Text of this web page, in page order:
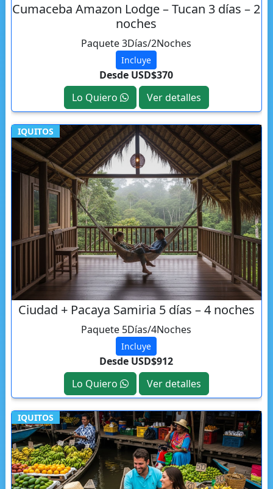
Cumaceba Amazon Lodge – Tucan 3 días – 2
noches
Paquete 3Días/2Noches
Incluye
Desde USD$370
Lo Quiero
Ver detalles
IQUITOS
Ciudad + Pacaya Samiria 5 días – 4 noches
Paquete 5Días/4Noches
Incluye
Desde USD$912
Lo Quiero
Ver detalles
IQUITOS